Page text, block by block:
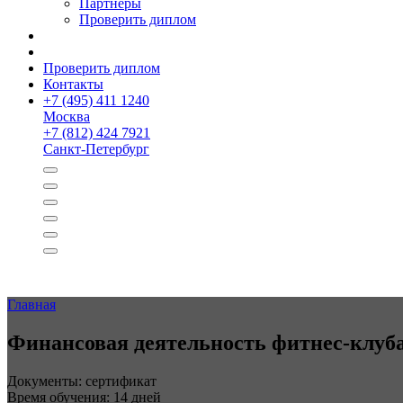
Партнёры
Проверить диплом
Проверить диплом
Контакты
+7 (495) 411 1240
Москва
+7 (812) 424 7921
Санкт-Петербург
Главная
Финансовая деятельность фитнес-
Документы: сертификат
Время обучения: 14 дней